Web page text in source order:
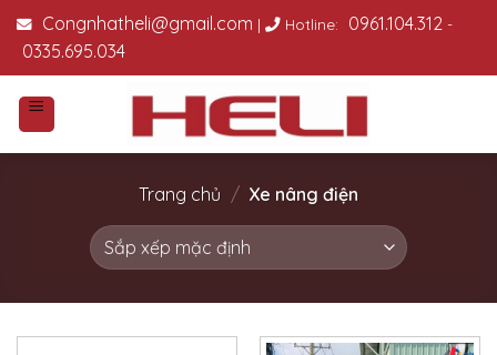
Skip Congnhatheli@gmail.com | Hotline: 0961.104.312 -
0335.695.034
Trang chủ / Xe nâng điện